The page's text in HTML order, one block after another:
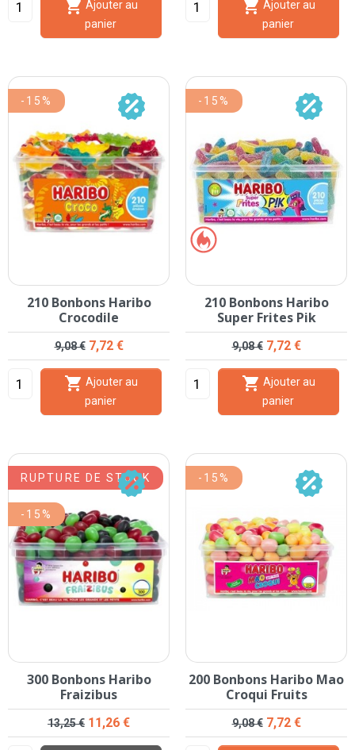

panier

panier
210 Bonbons Haribo
Crocodile
Prix de base
9,08 € Prix
7,72 €

panier
-15%
210 Bonbons Haribo
Super Frites Pik
Prix de base
9,08 € Prix
7,72 €

panier
-15%
300 Bonbons Haribo
Fraizibus
Prix de base
13,25 € Prix
11,26 €
RUPTURE DE STOCK
-15%
200 Bonbons Haribo Mao
Croqui Fruits
Prix de base
9,08 € Prix
7,72 €
-15%